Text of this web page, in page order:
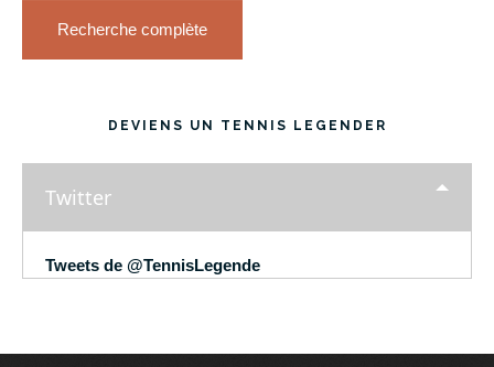
Recherche complète
DEVIENS UN TENNIS LEGENDER
Twitter
Tweets de @TennisLegende